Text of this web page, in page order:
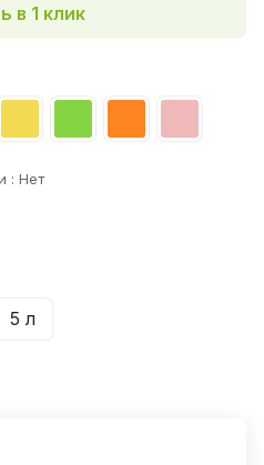
в 1 клик
: Нет
5 л